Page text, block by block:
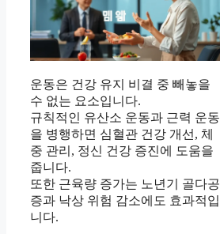
운동은 건강 유지 비결 중 빼놓을
수 없는 요소입니다.
규칙적인 유산소 운동과 근력 운동
을 병행하면 심혈관 건강 개선, 체
중 관리, 정신 건강 증진에 도움을
줍니다.
또한 근육량 증가는 노년기 골다공
증과 낙상 위험 감소에도 효과적입
니다.